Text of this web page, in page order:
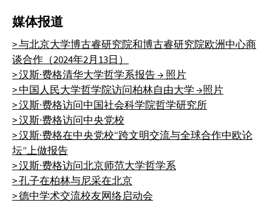
媒体报道
> 与北京大学博古睿研究院和博古睿研究院欧洲中心商
谈合作（2024年2月13日）
> 汉斯·费格清华大学哲学系报告→ 照片
> 中国人民大学哲学院访问柏林自由大学→照片
> 汉斯·费格访问中国社会科学院哲学研究所
> 汉斯·费格访问中央党校
> 汉斯·费格在中央党校“跨文明交流与全球合作中欧论
坛”上做报告
> 汉斯·费格访问北京师范大学哲学系
> 孔子在柏林与尼采在北京
> 德中学术交流校友网络启动会